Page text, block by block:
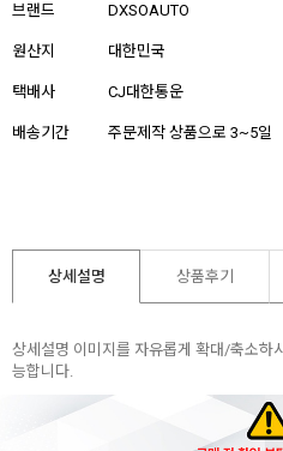
브랜드 DXSOAUTO
원산지 대한민국
택배사 CJ대한통운
배송기간 주문제작 상품으로 3~5일
상세설명 상품후기
상세설명 이미지를 자유롭게 확대/축소하
능합니다.